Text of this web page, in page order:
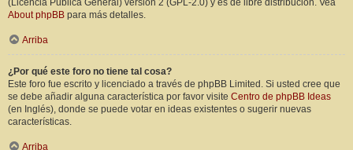
(Licencia Pública General) versión 2 (GPL-2.0) y es de libre distribución. Vea
About phpBB para más detalles.
Arriba
¿Por qué este foro no tiene tal cosa?
Este foro fue escrito y licenciado a través de phpBB Limited. Si usted cree que
se debe añadir alguna característica por favor visite Centro de phpBB Ideas
(en Inglés), donde se puede votar en ideas existentes o sugerir nuevas
características.
Arriba